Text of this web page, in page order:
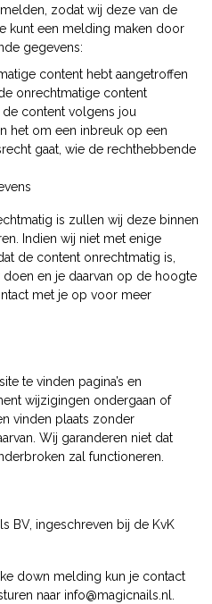
zodat wij deze van de
kunt een melding maken door
gegevens:
content hebt aangetroffen
onrechtmatige content
content volgens jou
het om een inbreuk op een
gaat, wie de rechthebbende
is zullen wij deze binnen
Indien wij niet met enige
de content onrechtmatig is,
en je daarvan op de hoogte
met je op voor meer
te vinden pagina’s en
wijzigingen ondergaan of
vinden plaats zonder
Wij garanderen niet dat
zal functioneren.
BV, ingeschreven bij de KvK
down melding kun je contact
naar info@magicnails.nl.